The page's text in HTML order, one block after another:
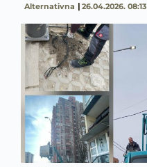
Alternativna 26.04.2026. 08:13